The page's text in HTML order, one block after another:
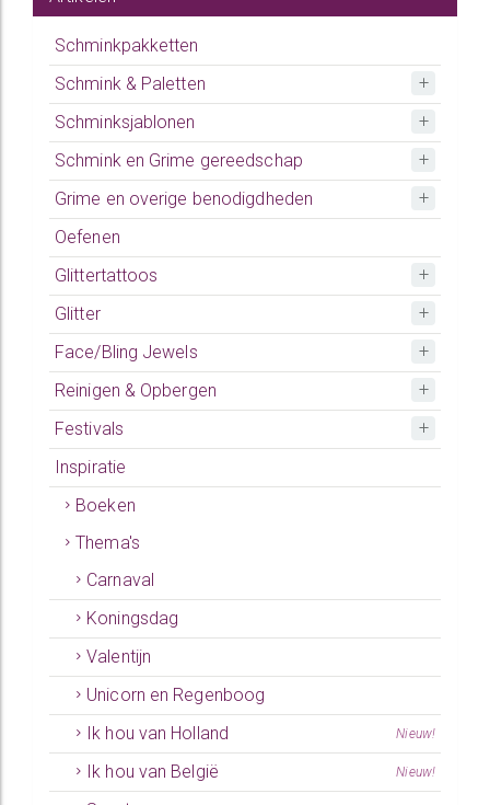
Schminkpakketten
Schmink & Paletten
Schminksjablonen
Schmink en Grime gereedschap
Grime en overige benodigdheden
Oefenen
Glittertattoos
Glitter
Face/Bling Jewels
Reinigen & Opbergen
Festivals
Inspiratie
Boeken
Thema's
Carnaval
Koningsdag
Valentijn
Unicorn en Regenboog
Ik hou van Holland
Nieuw!
Ik hou van België Nieuw!